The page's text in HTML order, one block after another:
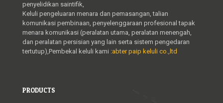
penyelidikan saintifik,
Keluli pengeluaran menara dan pemasangan, talian
komunikasi pembinaan, penyelenggaraan profesional tapak
menara komunikasi (peralatan utama, peralatan menengah,
dan peralatan persisian yang lain serta sistem pengedaran
tertutup),Pembekal keluli kami :abter paip keluli co.,ltd
PRODUCTS